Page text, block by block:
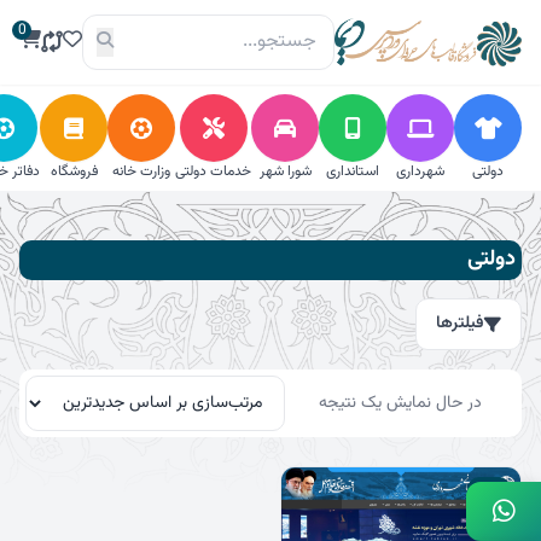
محتوا
0
دولتی شهرداری استانداری شورا شهر خدمات دولتی وزارت خانه فروشگاه دفاتر
فیلترها
فیلترهای فعال
امتیاز 5 از 5
جستجو
برای:
جستجو
دولتی
فیلترها
در حال نمایش یک نتیجه
17٪